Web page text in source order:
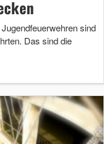
sind
Das sind die